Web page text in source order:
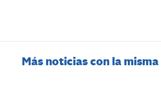
Más noticias con la misma